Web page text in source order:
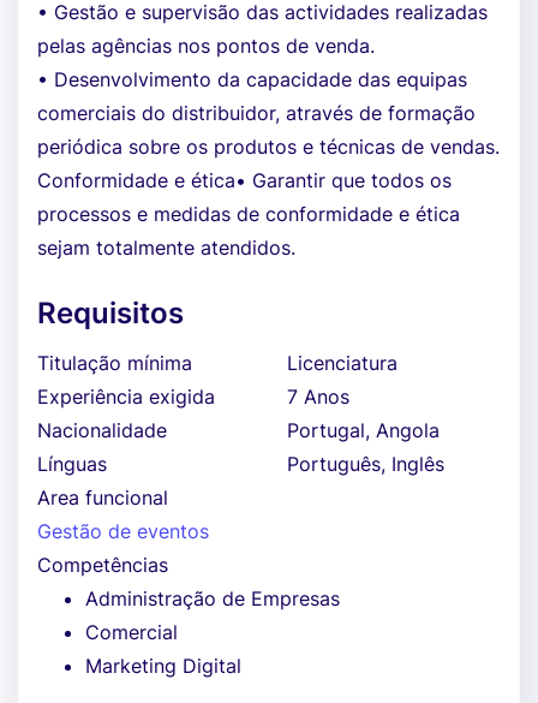
• Gestão e supervisão das actividades realizadas
pelas agências nos pontos de venda.
• Desenvolvimento da capacidade das equipas
comerciais do distribuidor, através de formação
periódica sobre os produtos e técnicas de vendas.
Conformidade e ética• Garantir que todos os
processos e medidas de conformidade e ética
sejam totalmente atendidos.
Requisitos
Titulação mínima
Licenciatura
Experiência exigida
7 Anos
Nacionalidade
Portugal, Angola
Línguas
Português, Inglês
Area funcional
Gestão de eventos
Competências
Administração de Empresas
Comercial
Marketing Digital